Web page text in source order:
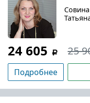
Совина
24 605 25
Подробнее